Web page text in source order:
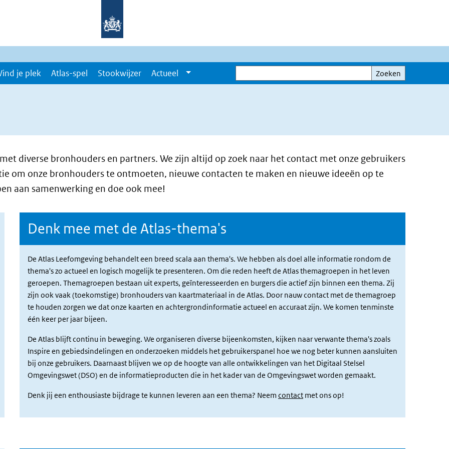
je plek Atlas-spel Stookwijzer Actueel
Zoeken
Zoeken
diverse bronhouders en partners. We zijn altijd op zoek naar het contact met onze gebruikers
om onze bronhouders te ontmoeten, nieuwe contacten te maken en nieuwe ideeën op te
aan samenwerking en doe ook mee!
Denk mee met de Atlas-thema's
De Atlas Leefomgeving behandelt een breed scala aan thema's. We hebben als doel alle informatie rondom de
thema's zo actueel en logisch mogelijk te presenteren. Om die reden heeft de Atlas themagroepen in het leven
geroepen. Themagroepen bestaan uit experts, geïnteresseerden en burgers die actief zijn binnen een thema. Zij
zijn ook vaak (toekomstige) bronhouders van kaartmateriaal in de Atlas. Door nauw contact met de themagroep
te houden zorgen we dat onze kaarten en achtergrondinformatie actueel en accuraat zijn. We komen tenminste
één keer per jaar bijeen.
De Atlas blijft continu in beweging. We organiseren diverse bijeenkomsten, kijken naar verwante thema's zoals
Inspire en gebiedsindelingen en onderzoeken middels het gebruikerspanel hoe we nog beter kunnen aansluiten
bij onze gebruikers. Daarnaast blijven we op de hoogte van alle ontwikkelingen van het Digitaal Stelsel
Omgevingswet (DSO) en de informatieproducten die in het kader van de Omgevingswet worden gemaakt.
Denk jij een enthousiaste bijdrage te kunnen leveren aan een thema? Neem contact met ons op!